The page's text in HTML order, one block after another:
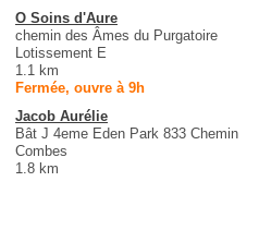
O Soins d'Aure
chemin des Âmes du Purgatoire
Lotissement E
1.1 km
Fermée, ouvre à 9h
Jacob Aurélie
Bât J 4eme Eden Park 833 Chemin
Combes
1.8 km